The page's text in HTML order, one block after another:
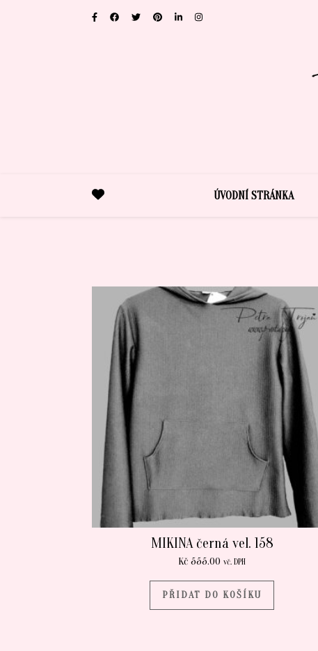
ÚVODNÍ STRÁNKA
MIKINA černá vel. 158
Kč 555.00 vč. DPH
PŘIDAT DO KOŠÍKU